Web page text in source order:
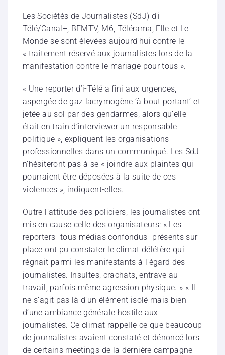
Les Sociétés de Journalistes (SdJ) d’i-
Télé/Canal+, BFMTV, M6, Télérama, Elle et Le
Monde se sont élevées aujourd’hui contre le
« traitement réservé aux journalistes lors de la
manifestation contre le mariage pour tous ».
« Une reporter d’i-Télé a fini aux urgences,
aspergée de gaz lacrymogène ‘à bout portant’ et
jetée au sol par des gendarmes, alors qu’elle
était en train d’interviewer un responsable
politique », expliquent les organisations
professionnelles dans un communiqué. Les SdJ
n’hésiteront pas à se « joindre aux plaintes qui
pourraient être déposées à la suite de ces
violences », indiquent-elles.
Outre l’attitude des policiers, les journalistes ont
mis en cause celle des organisateurs: « Les
reporters -tous médias confondus- présents sur
place ont pu constater le climat délétère qui
régnait parmi les manifestants à l’égard des
journalistes. Insultes, crachats, entrave au
travail, parfois même agression physique. » « Il
ne s’agit pas là d’un élément isolé mais bien
d’une ambiance générale hostile aux
journalistes. Ce climat rappelle ce que beaucoup
de journalistes avaient constaté et dénoncé lors
de certains meetings de la dernière campagne